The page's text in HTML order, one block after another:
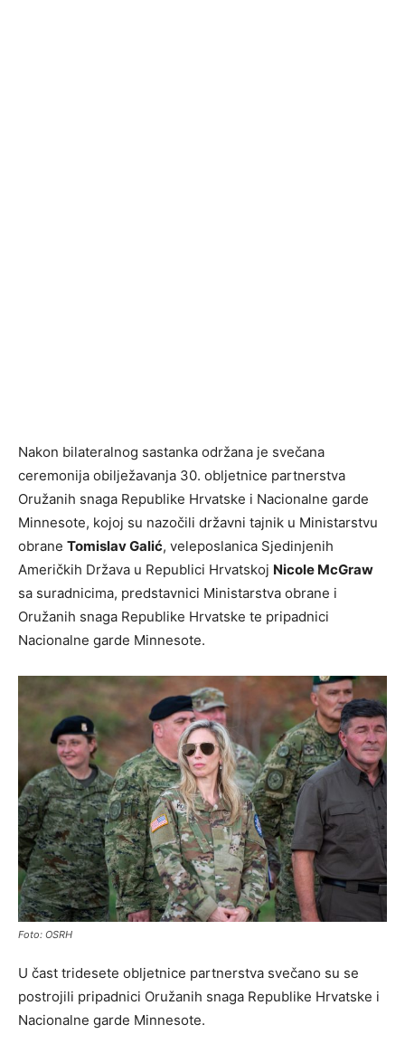
Nakon bilateralnog sastanka održana je svečana
ceremonija obilježavanja 30. obljetnice partnerstva
Oružanih snaga Republike Hrvatske i Nacionalne garde
Minnesote, kojoj su nazočili državni tajnik u Ministarstvu
obrane Tomislav Galić, veleposlanica Sjedinjenih
Američkih Država u Republici Hrvatskoj Nicole McGraw
sa suradnicima, predstavnici Ministarstva obrane i
Oružanih snaga Republike Hrvatske te pripadnici
Nacionalne garde Minnesote.
Foto: OSRH
U čast tridesete obljetnice partnerstva svečano su se
postrojili pripadnici Oružanih snaga Republike Hrvatske i
Nacionalne garde Minnesote.